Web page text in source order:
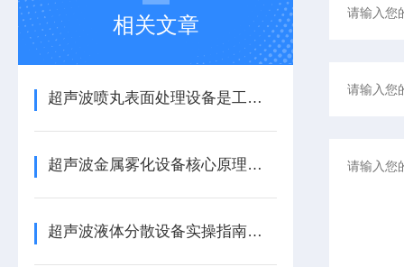
相关文章
超声波喷丸表面处理设备是工艺与应用介绍
超声波金属雾化设备核心原理与应用场景
超声波液体分散设备实操指南：细节把控与工艺优化